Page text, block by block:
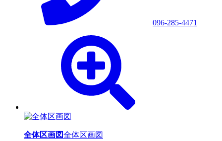
096-285-4471
全体区画図全体区画図